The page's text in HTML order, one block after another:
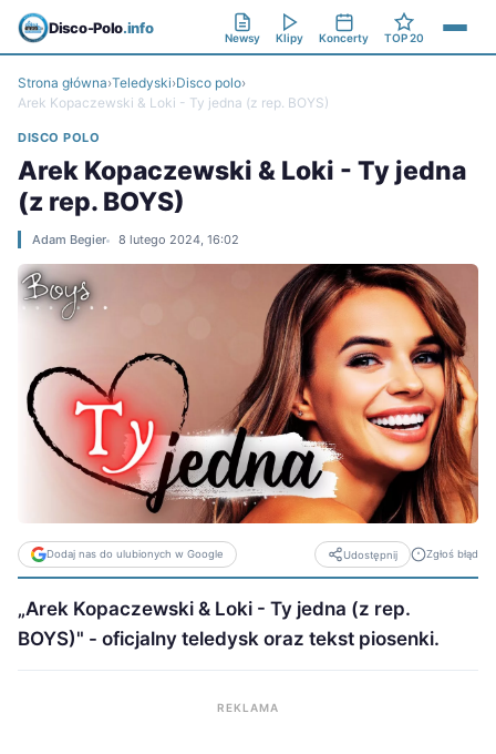
Disco-Polo.info
Newsy Klipy Koncerty TOP 20
Strona główna›Teledyski›Disco polo›
Arek Kopaczewski & Loki - Ty jedna (z rep. BOYS)
DISCO POLO
Arek Kopaczewski & Loki - Ty jedna
(z rep. BOYS)
Adam Begier 8 lutego 2024, 16:02
Dodaj nas do ulubionych w Google Udostępnij Zgłoś błąd
„Arek Kopaczewski & Loki - Ty jedna (z rep.
BOYS)" - oficjalny teledysk oraz tekst piosenki.
REKLAMA